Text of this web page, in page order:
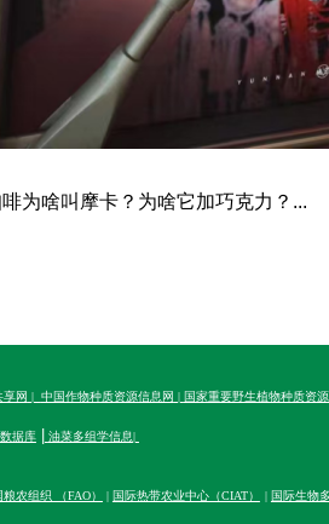
啡为啥叫摩卡？为啥它加巧克力？...
网 | 中国作物种质资源信息网 | 国家重要野生植物种质资
据库| 油菜多组学信息|
农组织 （FAO） | 国际热带农业中心（CIAT） | 国际生物